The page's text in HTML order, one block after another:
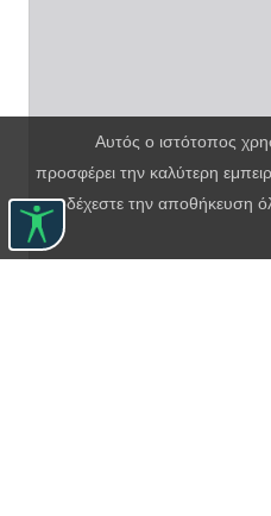
Αυτός ο ιστότοπος
προσφέρει την καλύτερη
αποδέχεστε την αποθήκευση